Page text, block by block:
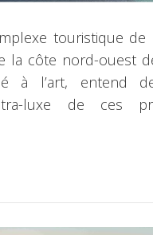
touristique de
la côte nord-ouest
à l’art, entend
luxe de ces